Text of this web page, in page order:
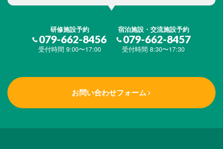
研修施設予約
079-662-8456
受付時間 9:00〜17:00
宿泊施設・交流施設予約
079-662-8457
受付時間 8:30〜17:30
お問い合わせフォーム